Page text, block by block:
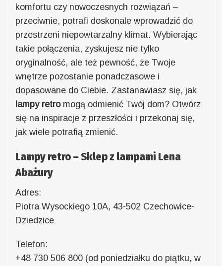
komfortu czy nowoczesnych rozwiązań –
przeciwnie, potrafi doskonale wprowadzić do
przestrzeni niepowtarzalny klimat. Wybierając
takie połączenia, zyskujesz nie tylko
oryginalność, ale też pewność, że Twoje
wnętrze pozostanie ponadczasowe i
dopasowane do Ciebie. Zastanawiasz się, jak
lampy retromogą odmienić Twój dom? Otwórz
się na inspiracje z przeszłości i przekonaj się,
jak wiele potrafią zmienić.
Lampy retro – Sklep z lampami Lena
Abażury
Adres:
Piotra Wysockiego 10A, 43-502 Czechowice-
Dziedzice
Telefon:
+48 730 506 800 (od poniedziałku do piątku, w